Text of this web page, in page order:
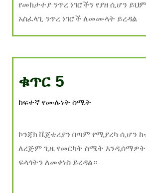
የመከታተያ ንጥረ ነገሮችን የያዘ ሲሆን
አስፈላጊ ንጥረ ነገሮች ለመሙላት ይረዳል
ቁጥር 5
ከፍተኛ የሙሉነት ስሜት
ኮንጃክ ቬጀቴሪያን በጣም የሚያረካ ሲሆን
ለረጅም ጊዜ የመርካት ስሜት
ፍላጎትን ለመቀነስ ይረዳል።